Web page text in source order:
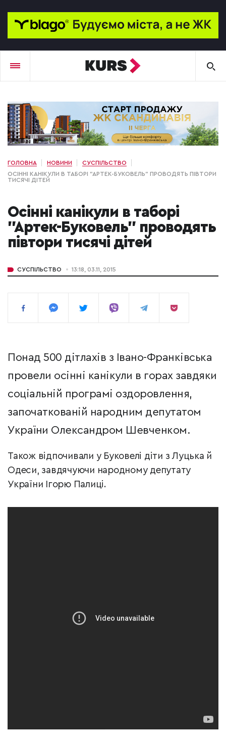
ГОЛОВНА НОВИНИ
СУСПІЛЬСТВО
ОСІННІ КАНІКУЛИ В ТАБОРІ "АРТЕК-БУКОВЕЛЬ" ПРОВОДЯТЬ ПІВТОРИ
ТИСЯЧІ ДІТЕЙ
Осінні канікули в таборі
"Артек-Буковель" проводять
півтори тисячі дітей
СУСПІЛЬСТВО 13:18, 03.11, 2015
Понад 500 дітлахів з Івано-Франківська
провели осінні канікули в горах завдяки
соціальній програмі оздоровлення,
започаткованій народним депутатом
України Олександром Шевченком.
Також відпочивали у Буковелі діти з Луцька й
Одеси, завдячуючи народному депутату
України Ігорю Палиці.